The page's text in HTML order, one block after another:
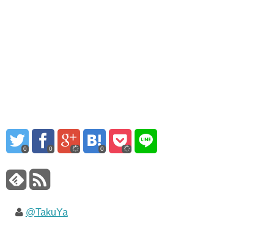
0 0 0
@TakuYa